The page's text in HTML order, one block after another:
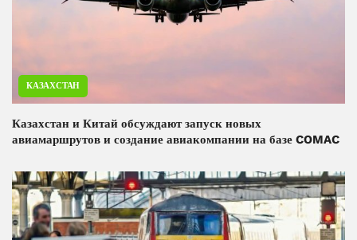
КАЗАХСТАН
Казахстан и Китай обсуждают запуск новых
авиамаршрутов и создание авиакомпании на базе COMAC